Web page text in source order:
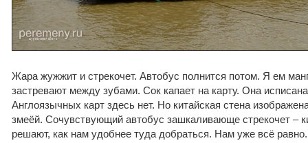
Жара жужжит и стрекочет. Автобус полнится потом. Я ем
застревают между зубами. Сок капает на карту. Она
Англоязычных карт здесь нет. Но китайская стена
змеёй. Сочувствующий автобус зашкаливающе стрекочет –
решают, как нам удобнее туда добраться. Нам уже всё